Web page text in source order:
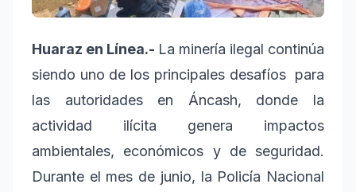
Huaraz en Línea.- La minería ilegal continúa
siendo uno de los principales desafíos para
las autoridades en Áncash, donde la
actividad ilícita genera impactos
ambientales, económicos y de seguridad.
Durante el mes de junio, la Policía Nacional